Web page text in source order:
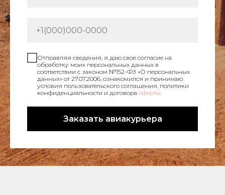
Отправляя сведения, я даю свое согласие на
обработку моих персональных данных в
соответствии с законом №152-ФЗ «О персональных
данных» от 27.07.2006, ознакомился и принимаю
условия пользовательского соглашения, политики
конфиденциальности и договора оферты.
Заказать авиакурьера